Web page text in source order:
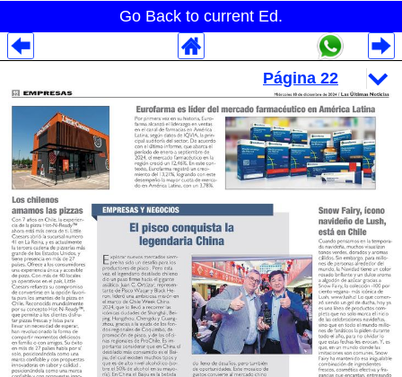
Go Back to current Ed.
Despliegues Analytics
Despliegues Totales
Despliegues por Rubros